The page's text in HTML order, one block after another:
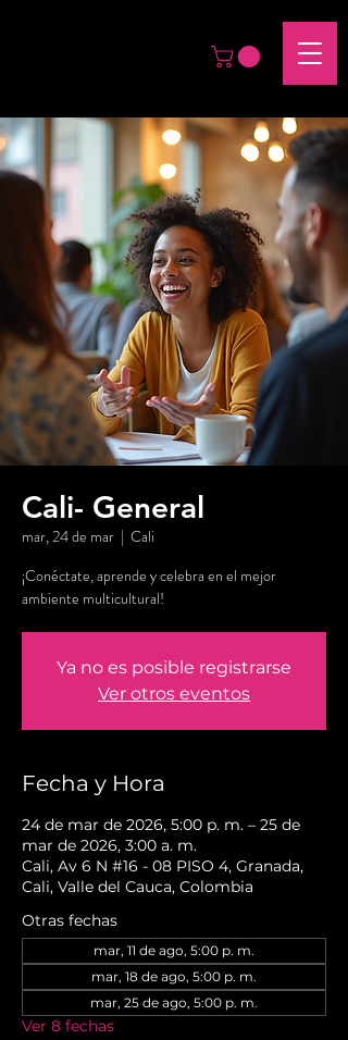
Cali- General
mar, 24 de mar
  |
Cali
¡Conéctate, aprende y celebra en el mejor
ambiente multicultural!
Ya no es posible registrarse
Ver otros eventos
Fecha y Hora
24 de mar de 2026, 5:00 p. m. – 25 de
mar de 2026, 3:00 a. m.
Cali, Av 6 N #16 - 08 PISO 4, Granada,
Cali, Valle del Cauca, Colombia
Otras fechas
mar, 11 de ago, 5:00 p. m.
mar, 18 de ago, 5:00 p. m.
mar, 25 de ago, 5:00 p. m.
Ver 8 fechas